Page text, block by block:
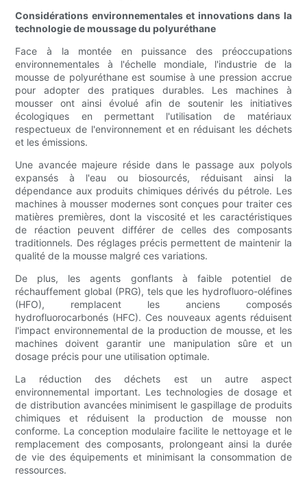
Considérations environnementales et innovations dans la
technologie de moussage du polyuréthane
Face à la montée en puissance des préoccupations
environnementales à l'échelle mondiale, l'industrie de la
mousse de polyuréthane est soumise à une pression accrue
pour adopter des pratiques durables. Les machines à
mousser ont ainsi évolué afin de soutenir les initiatives
écologiques en permettant l'utilisation de matériaux
respectueux de l'environnement et en réduisant les déchets
et les émissions.
Une avancée majeure réside dans le passage aux polyols
expansés à l'eau ou biosourcés, réduisant ainsi la
dépendance aux produits chimiques dérivés du pétrole. Les
machines à mousser modernes sont conçues pour traiter ces
matières premières, dont la viscosité et les caractéristiques
de réaction peuvent différer de celles des composants
traditionnels. Des réglages précis permettent de maintenir la
qualité de la mousse malgré ces variations.
De plus, les agents gonflants à faible potentiel de
réchauffement global (PRG), tels que les hydrofluoro-oléfines
(HFO), remplacent les anciens composés
hydrofluorocarbonés (HFC). Ces nouveaux agents réduisent
l'impact environnemental de la production de mousse, et les
machines doivent garantir une manipulation sûre et un
dosage précis pour une utilisation optimale.
La réduction des déchets est un autre aspect
environnemental important. Les technologies de dosage et
de distribution avancées minimisent le gaspillage de produits
chimiques et réduisent la production de mousse non
conforme. La conception modulaire facilite le nettoyage et le
remplacement des composants, prolongeant ainsi la durée
de vie des équipements et minimisant la consommation de
ressources.